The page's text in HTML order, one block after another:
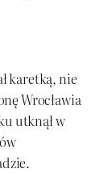
karetką, nie
Wrocławia
utknął w